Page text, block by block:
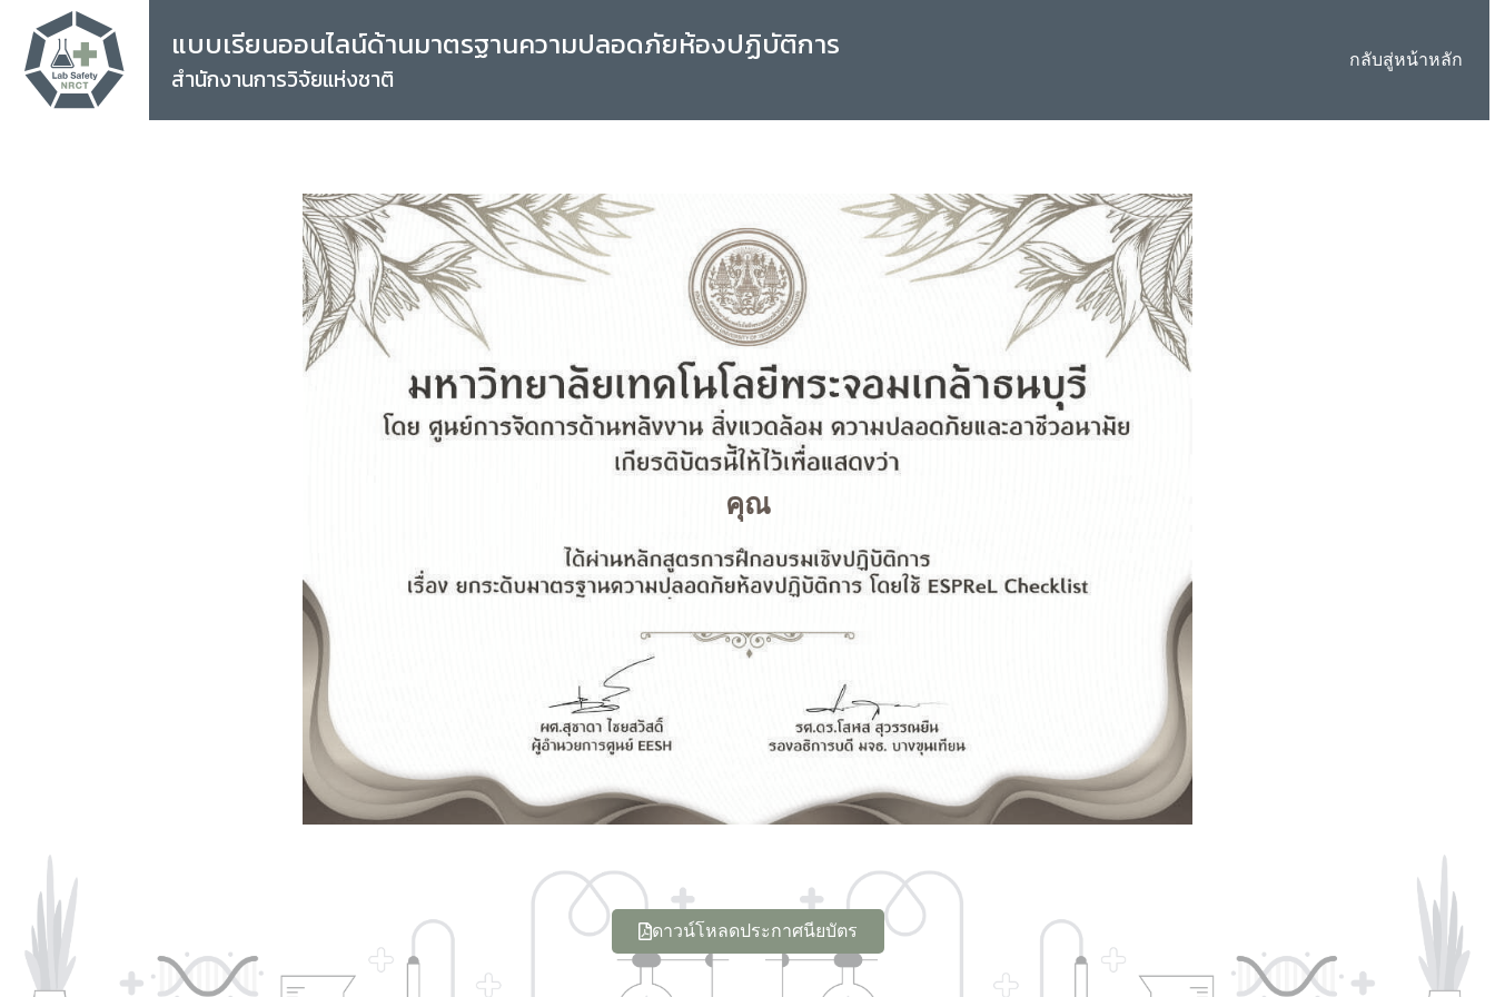
แบบเรียนออนไลน์ด้านมาตรฐานความปลอดภัยห้องปฏิบัติการ
สำนักงานการวิจัยแห่งชาติ
กลับสู่หน้าหลัก
คุณ
ดาวน์โหลดประกาศนียบัตร